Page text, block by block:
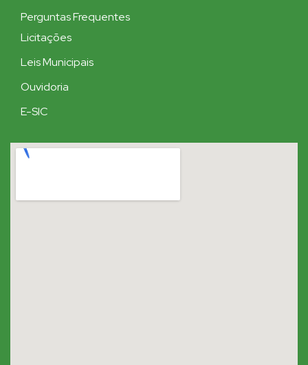
Perguntas Frequentes
Licitações
Leis Municipais
Ouvidoria
E-SIC